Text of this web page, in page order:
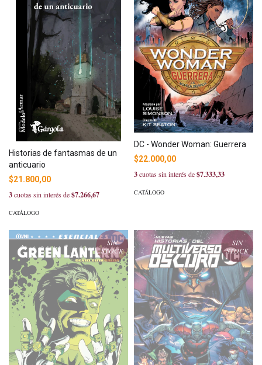
Historias de fantasmas de un
anticuario
$21.800,00
3cuotas sin interés de$7.266,67
CATÁLOGO
DC - Wonder Woman: Guerrera
$22.000,00
3cuotas sin interés de$7.333,33
CATÁLOGO
SIN
STOCK
SIN
STOCK